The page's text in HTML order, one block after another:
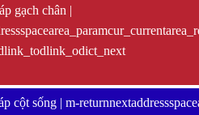
gạch chân |
cột sống | m-